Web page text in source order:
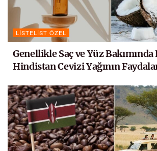
LISTELIST ÖZEL
Genellikle Saç ve Yüz
Hindistan Cevizi Yağının